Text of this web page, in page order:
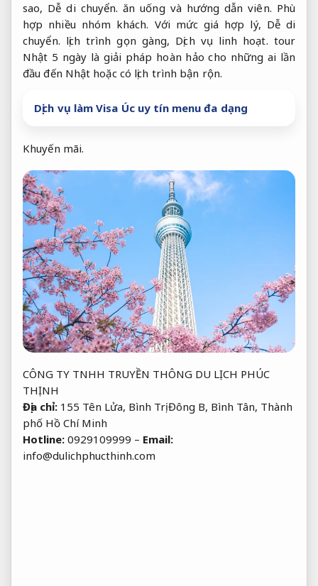
sao, Dễ di chuyển. ăn uống và hướng dẫn viên. Phù
hợp nhiều nhóm khách. Với mức giá hợp lý, Dễ di
chuyển. lịch trình gọn gàng, Dịch vụ linh hoạt. tour
Nhật 5 ngày là giải pháp hoàn hảo cho những ai lần
đầu đến Nhật hoặc có lịch trình bận rộn.
Dịch vụ làm Visa Úc uy tín menu đa dạng
Khuyến mãi.
CÔNG TY TNHH TRUYỀN THÔNG DU LỊCH PHÚC
THỊNH
Địa chỉ: 155 Tên Lửa, Bình Trị Đông B, Bình Tân, Thành
phố Hồ Chí Minh
Hotline: 0929109999 – Email:
info@dulichphucthinh.com